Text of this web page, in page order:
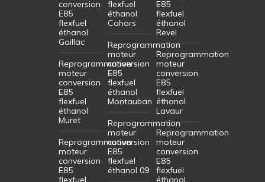
conversion
E85
flexfuel
éthanol
Gaillac
Reprogrammation
moteur
conversion
E85
flexfuel
éthanol
Muret
Reprogrammation
moteur
conversion
E85
flexfuel
flexfuel
éthanol
Cahors
Reprogrammation
moteur
conversion
E85
flexfuel
éthanol
Montauban
Reprogrammation
moteur
conversion
E85
flexfuel
éthanol 09
E85
flexfuel
éthanol
Revel
Reprogrammation
moteur
conversion
E85
flexfuel
éthanol
Lavaur
Reprogrammation
moteur
conversion
E85
flexfuel
éthanol